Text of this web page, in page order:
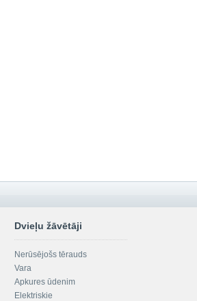
Dvieļu žāvētāji
Nerūsējošs tērauds
Vara
Apkures ūdenim
Elektriskie